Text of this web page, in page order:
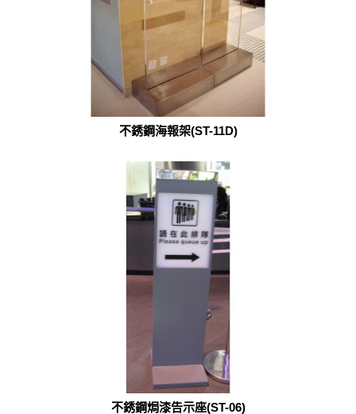
不銹鋼海報架(ST-11D)
不銹鋼焗漆告示座(ST-06)